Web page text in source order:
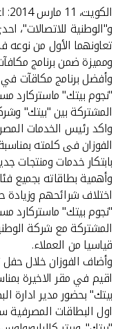
اتصل بنا
مواقع الفروع وأجهزة
ألمانيا
ماليزيا
تركيا
مصر
المملكة المتحدة
مملكة البحرين
تعاونهما الأول من
ومميزة ضمن برنامج
وأفضل برنامج مكاقآت
"نجوم بيتك" ماستركارد
المشتركة بين "بيتك"
واكد رئيس الخدمات
الفوزان فى كلمته
بابتكار خدمات ومنتجات
وأهمية بطاقاته بجميع
اختلاف شرائحهم
"نجوم بيتك" ماستركارد
المشتركة مع شركة
قياسيا من العملاء.
وأضاف الفوزان خلال
اقيم في مقر الاخيرة
بيتك" بحضور مدير ادارة
اول البطاقات